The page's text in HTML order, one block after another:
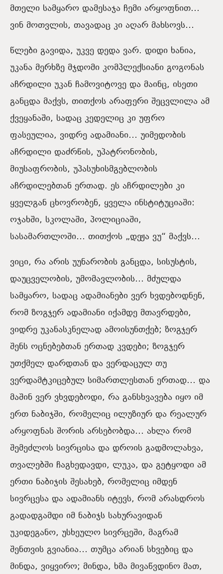
მთელი სამყარო დამესაჯა ჩემი არყოფნით…
ვინ მოთვლის, თავადაც კი აღარ მახსოვს…
წლები გავიდა, უკვე დედა ვარ. დიდი ხანია,
უკანა მერხზე მჯდომი კომპლექსიანი გოგონას
აჩრდილი უკან ჩამოვიტოვე და მაინც, ისეთი
განცდა მაქვს, თითქოს არაფერი შეცვლილა ამ
ქვეყანაში, სადაც კედელიც კი უფრო
ფასეულია, ვიდრე ადამიანი… უიმედობის
აჩრდილი დაძრწის, უპატრონობის,
მიუსაფრობის, უპასუხისმგებლობის
აჩრდილებთან ერთად. ეს აჩრდილები კი
ყველგან ცხოვრობენ, ყველა ინსტიტუციაში:
ოჯახში, სკოლაში, პოლიციაში,
სასამართლოში… თითქოს „დეჟა ვუ“ მაქვს…
ვიცი, რა არის უუნარობის განცდა, სისუსტის,
დაუცველობის, უმომავლობის… მძულდა
სამყარო, სადაც ადამიანები ვერ ხვდებოდნენ,
რომ ზოგჯერ ადამიანი იქამდე მთავრდები,
ვიდრე უკანასკნელად ამოისუნთქებ; ზოგჯერ
შენს ოცნებებთან ერთად კვდები; ზოგჯერ
უთქმელ დარდთან და ვერდაცულ თუ
ვერდამტკიცებულ სიმართლესთან ერთად… და
მაშინ ვერ ვხვდებოდი, რა განსხვავება იყო იმ
ერთ ნაბიჯში, რომელიც ილუზიურ და რეალურ
არყოფნას შორის არსებობდა… ახლა რომ
შემეძლოს სივრცისა და დროის გადმოლახვა,
თვალებში ჩაგხედავდი, ლუკა, და გეტყოდი ამ
ერთი ნაბიჯის შესახებ, რომელიც იმდენ
სივრცესა და ადამიანს იტევს, რომ არასდროს
გადადგამდი იმ ნაბიჯს სახურავიდან
უკიდეგანო, უსხეულო სივრცეში, მაგრამ
შენთვის გვიანია… თუმცა არიან სხვებიც და
მინდა, ვიყვირო; მინდა, ხმა მივაწვდინო მათ,